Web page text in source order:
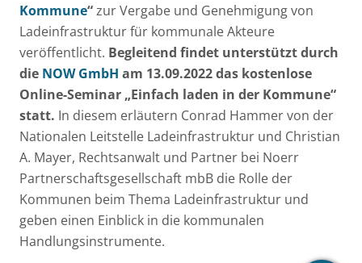
Kommune“zur Vergabe und Genehmigung von
Ladeinfrastruktur für kommunale Akteure
veröffentlicht. Begleitend findet unterstützt durch
die NOW GmbH am 13.09.2022das kostenlose
Online-Seminar „Einfach laden in der Kommune“
statt. In diesem erläutern Conrad Hammer von der
Nationalen Leitstelle Ladeinfrastruktur und Christian
A. Mayer, Rechtsanwalt und Partner bei Noerr
Partnerschaftsgesellschaft mbB die Rolle der
Kommunen beim Thema Ladeinfrastruktur und
geben einen Einblick in die kommunalen
Handlungsinstrumente.